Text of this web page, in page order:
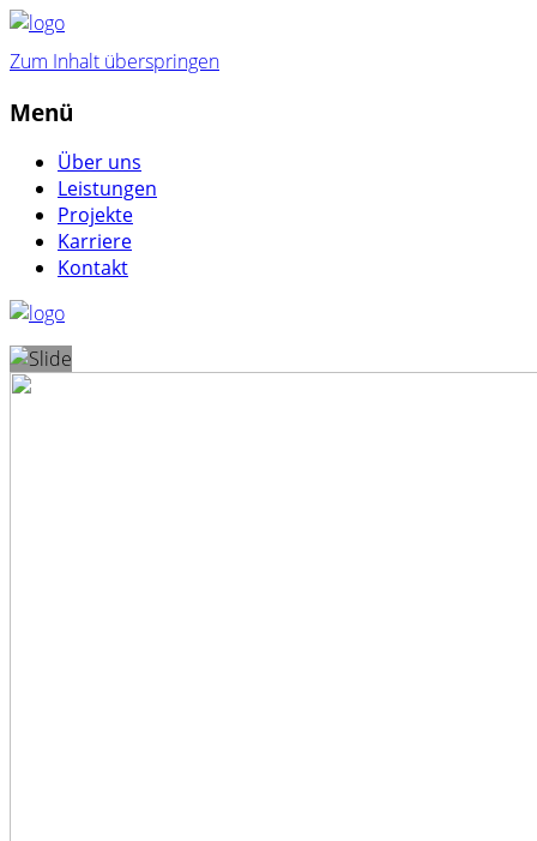
Zum Inhalt überspringen
Menü
Über uns
Leistungen
Projekte
Karriere
Kontakt